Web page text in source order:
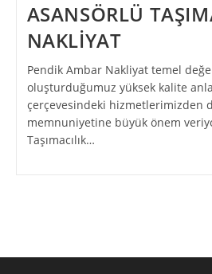
ASANSÖRLÜ
NAKLİYAT
Pendik Ambar Nakliyat temel
oluşturduğumuz yüksek kalite
çerçevesindeki hizmetlerimizden
memnuniyetine büyük önem
Taşımacılık…